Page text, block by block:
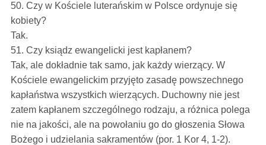
50. Czy w Kościele luterańskim w Polsce ordynuje się
kobiety?
Tak.
51. Czy ksiądz ewangelicki jest kapłanem?
Tak, ale dokładnie tak samo, jak każdy wierzący. W
Kościele ewangelickim przyjęto zasadę powszechnego
kapłaństwa wszystkich wierzących. Duchowny nie jest
zatem kapłanem szczególnego rodzaju, a różnica polega
nie na jakości, ale na powołaniu go do głoszenia Słowa
Bożego i udzielania sakramentów (por. 1 Kor 4, 1-2).